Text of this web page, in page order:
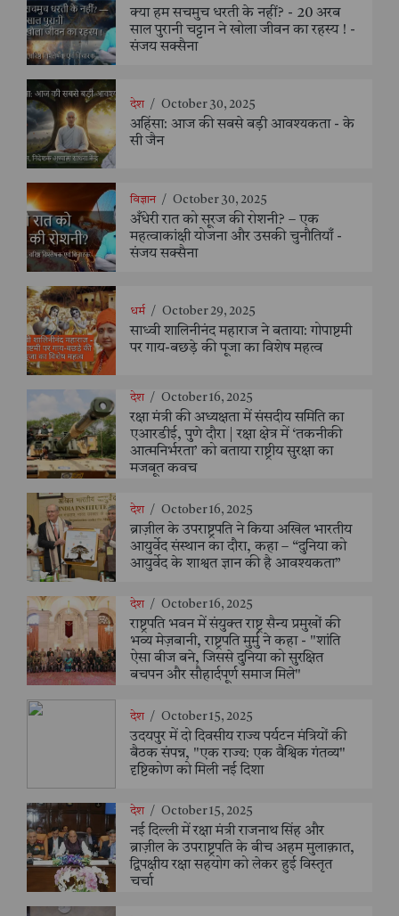
क्या हम सचमुच धरती के नहीं? - 20 अरब
साल पुरानी चट्टान ने खोला जीवन का रहस्य ! -
संजय सक्सैना
देश / October 30, 2025
अहिंसा: आज की सबसे बड़ी आवश्यकता - के
सी जैन
विज्ञान / October 30, 2025
अँधेरी रात को सूरज की रोशनी? – एक
महत्वाकांक्षी योजना और उसकी चुनौतियाँ -
संजय सक्सैना
धर्म / October 29, 2025
साध्वी शालिनीनंद महाराज ने बताया: गोपाष्टमी
पर गाय-बछड़े की पूजा का विशेष महत्व
देश / October 16, 2025
रक्षा मंत्री की अध्यक्षता में संसदीय समिति का
एआरडीई, पुणे दौरा | रक्षा क्षेत्र में ‘तकनीकी
आत्मनिर्भरता’ को बताया राष्ट्रीय सुरक्षा का
मजबूत कवच
देश / October 16, 2025
ब्राज़ील के उपराष्ट्रपति ने किया अखिल भारतीय
आयुर्वेद संस्थान का दौरा, कहा – “दुनिया को
आयुर्वेद के शाश्वत ज्ञान की है आवश्यकता”
देश / October 16, 2025
राष्ट्रपति भवन में संयुक्त राष्ट्र सैन्य प्रमुखों की
भव्य मेज़बानी, राष्ट्रपति मुर्मु ने कहा - "शांति
ऐसा बीज बने, जिससे दुनिया को सुरक्षित
बचपन और सौहार्दपूर्ण समाज मिले"
देश / October 15, 2025
उदयपुर में दो दिवसीय राज्य पर्यटन मंत्रियों की
बैठक संपन्न, "एक राज्य: एक वैश्विक गंतव्य"
दृष्टिकोण को मिली नई दिशा
देश / October 15, 2025
नई दिल्ली में रक्षा मंत्री राजनाथ सिंह और
ब्राज़ील के उपराष्ट्रपति के बीच अहम मुलाक़ात,
द्विपक्षीय रक्षा सहयोग को लेकर हुई विस्तृत
चर्चा